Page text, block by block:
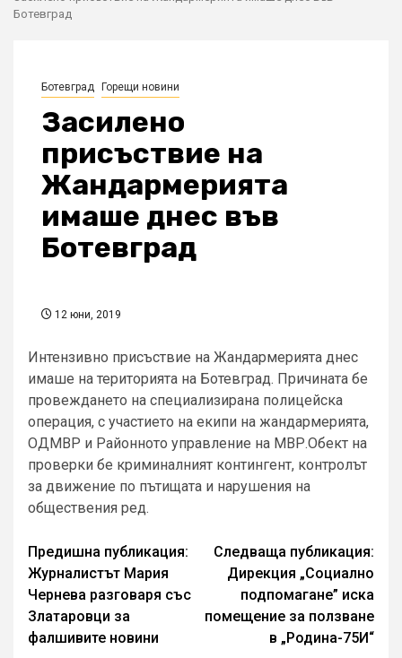
Ботевград
Ботевград Горещи новини
Засилено
присъствие на
Жандармерията
имаше днес във
Ботевград
12 юни, 2019
Интензивно присъствие на Жандармерията днес
имаше на територията на Ботевград. Причината бе
провеждането на специализирана полицейска
операция, с участието на екипи на жандармерията,
ОДМВР и Районното управление на МВР.Обект на
проверки бе криминалният контингент, контролът
за движение по пътищата и нарушения на
обществения ред.
Continue
Reading
Предишна публикация:
Журналистът Мария
Чернева разговаря със
Златаровци за
фалшивите новини
Следваща публикация:
Дирекция „Социално
подпомагане” иска
помещение за ползване
в „Родина-75И“